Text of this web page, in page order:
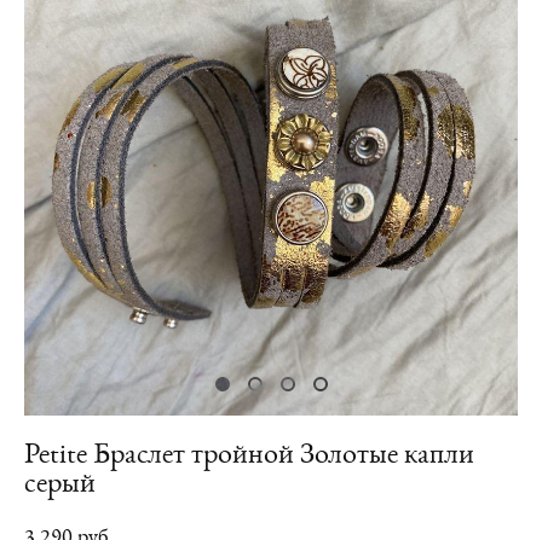
Petite Браслет тройной Золотые капли
серый